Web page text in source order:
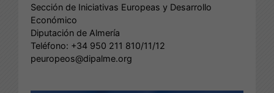
Sección de Iniciativas Europeas y Desarrollo
Económico
Diputación de Almería
Teléfono: +34 950 211 810/11/12
peuropeos@dipalme.org